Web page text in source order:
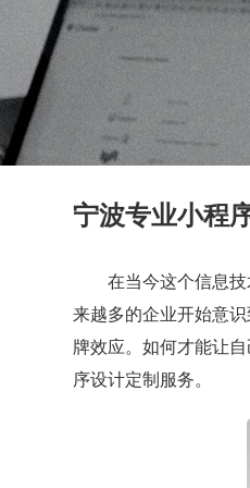
宁波专业小程
在当今这个信息
来越多的企业开始意
牌效应。如何才能让
序设计定制服务。